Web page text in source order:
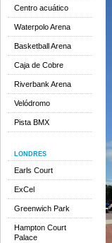
Centro acuático
Waterpolo Arena
Basketball Arena
Caja de Cobre
Riverbank Arena
Velódromo
Pista BMX
LONDRES
Earls Court
ExCel
Greenwich Park
Hampton Court
Palace